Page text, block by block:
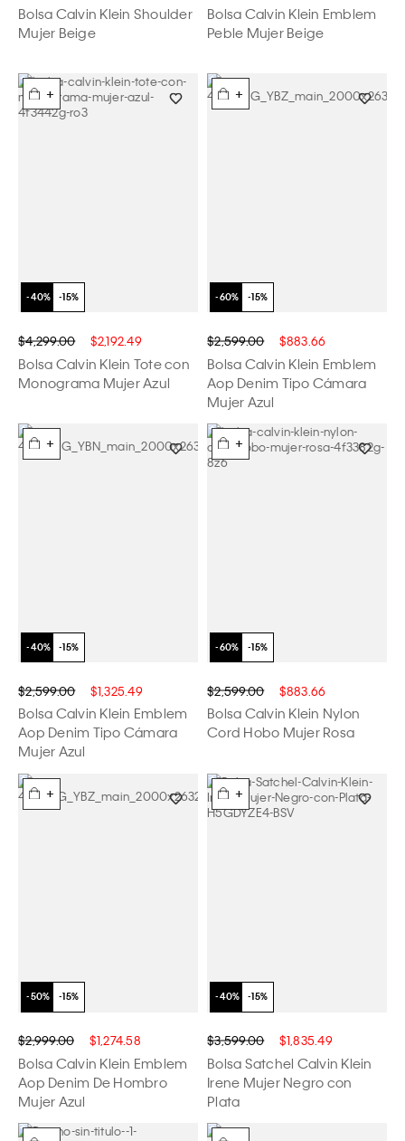
Bolsa Calvin Klein Shoulder
Mujer Beige
Bolsa Calvin Klein Emblem
Peble Mujer Beige
+
$4,299.00 $2,192.49
Bolsa Calvin Klein Tote con
Monograma Mujer Azul
+
$2,599.00 $883.66
Bolsa Calvin Klein Emblem
Aop Denim Tipo Cámara
Mujer Azul
+
$2,599.00 $1,325.49
Bolsa Calvin Klein Emblem
Aop Denim Tipo Cámara
Mujer Azul
+
$2,599.00 $883.66
Bolsa Calvin Klein Nylon
Cord Hobo Mujer Rosa
+
$2,999.00 $1,274.58
Bolsa Calvin Klein Emblem
Aop Denim De Hombro
Mujer Azul
+
$3,599.00 $1,835.49
Bolsa Satchel Calvin Klein
Irene Mujer Negro con
Plata